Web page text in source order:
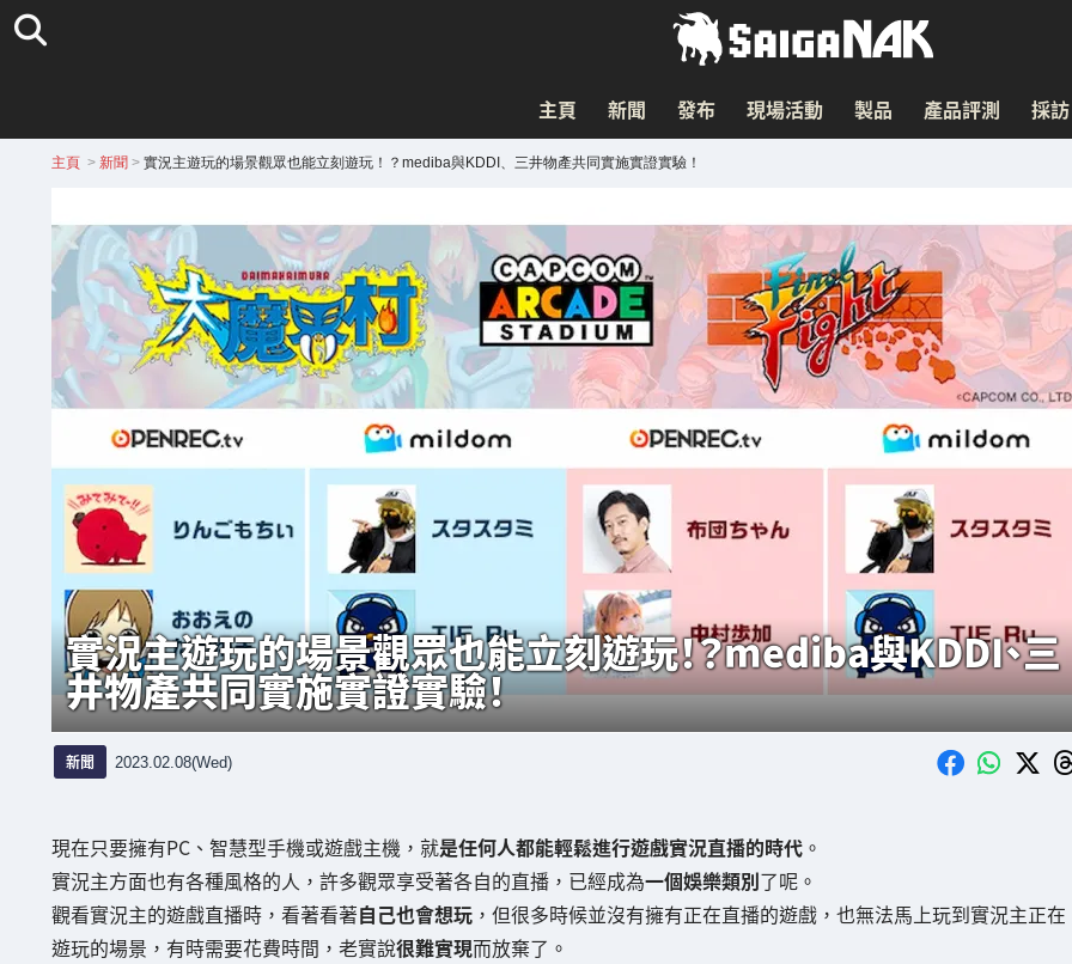
主頁 新聞 發布 現場活動 製品 產品評測 採訪
主頁 > 新聞 > 實況主遊玩的場景觀眾也能立刻遊玩！？mediba與KDDI、三井物產共同實施實證實驗！
實況主遊玩的場景觀眾也能立刻遊玩！？mediba與KDDI、三
井物產共同實施實證實驗！
新聞 2023.02.08(Wed)
現在只要擁有PC、智慧型手機或遊戲主機，就是任何人都能輕鬆進行遊戲實況直播的時代。
實況主方面也有各種風格的人，許多觀眾享受著各自的直播，已經成為一個娛樂類別了呢。
觀看實況主的遊戲直播時，看著看著自己也會想玩，但很多時候並沒有擁有正在直播的遊戲，也無法馬上玩到實況主正在
遊玩的場景，有時需要花費時間，老實說很難實現而放棄了。